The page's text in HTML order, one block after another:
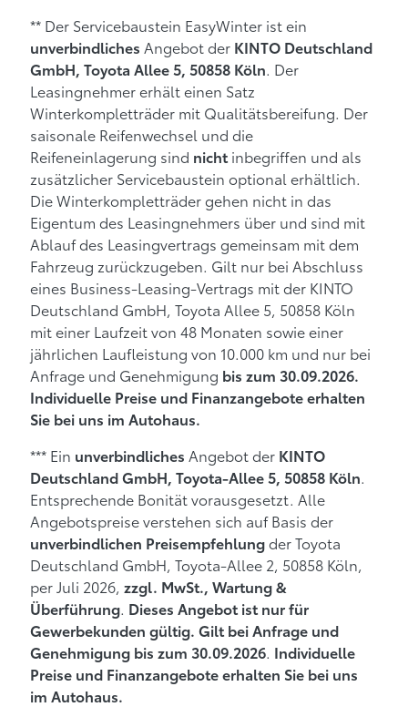
** Der Servicebaustein EasyWinter ist ein
unverbindliches Angebot der KINTO Deutschland
GmbH, Toyota Allee 5, 50858 Köln. Der
Leasingnehmer erhält einen Satz
Winterkompletträder mit Qualitätsbereifung. Der
saisonale Reifenwechsel und die
Reifeneinlagerung sind nichtinbegriffen und als
zusätzlicher Servicebaustein optional erhältlich.
Die Winterkompletträder gehen nicht in das
Eigentum des Leasingnehmers über und sind mit
Ablauf des Leasingvertrags gemeinsam mit dem
Fahrzeug zurückzugeben. Gilt nur bei Abschluss
eines Business-Leasing-Vertrags mit der KINTO
Deutschland GmbH, Toyota Allee 5, 50858 Köln
mit einer Laufzeit von 48 Monaten sowie einer
jährlichen Laufleistung von 10.000 km und nur bei
Anfrage und Genehmigung bis zum 30.09.2026.
Individuelle Preise und Finanzangebote erhalten
Sie bei uns im Autohaus.
*** Ein unverbindliches Angebot der KINTO
Deutschland GmbH, Toyota-Allee 5, 50858 Köln.
Entsprechende Bonität vorausgesetzt. Alle
Angebotspreise verstehen sich auf Basis der
unverbindlichen Preisempfehlungder Toyota
Deutschland GmbH, Toyota-Allee 2, 50858 Köln,
per Juli 2026, zzgl. MwSt., Wartung &
Überführung. Dieses Angebot ist nur für
Gewerbekunden gültig. Gilt bei Anfrage und
Genehmigung bis zum 30.09.2026. Individuelle
Preise und Finanzangebote erhalten Sie bei uns
im Autohaus.